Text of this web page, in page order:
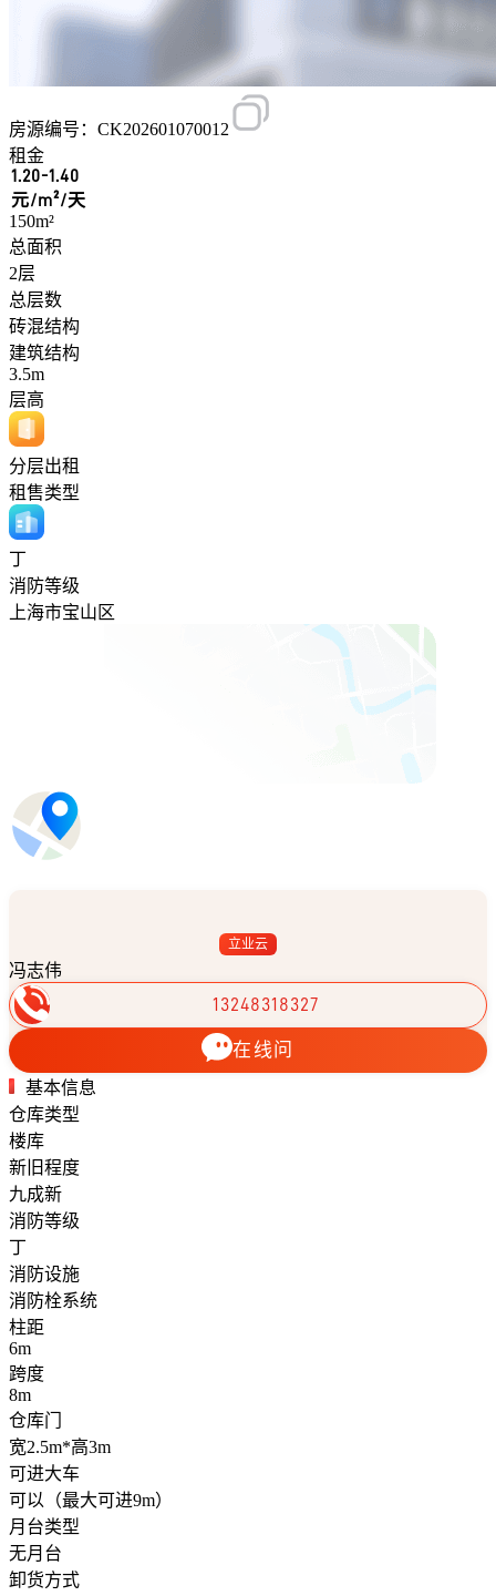
房源编号：CK202601070012
租金
1.20-1.40
元/m²/天
150m²
总面积
2层
总层数
砖混结构
建筑结构
3.5m
层高
分层出租
租售类型
丁
消防等级
上海市宝山区
立业云
冯志伟
13248318327
在线问
基本信息
仓库类型
楼库
新旧程度
九成新
消防等级
丁
消防设施
消防栓系统
柱距
6m
跨度
8m
仓库门
宽2.5m*高3m
可进大车
可以（最大可进9m）
月台类型
无月台
卸货方式